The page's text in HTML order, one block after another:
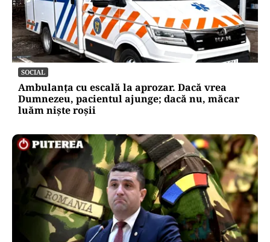
SOCIAL
Ambulanța cu escală la aprozar. Dacă vrea
Dumnezeu, pacientul ajunge; dacă nu, măcar
luăm niște roșii